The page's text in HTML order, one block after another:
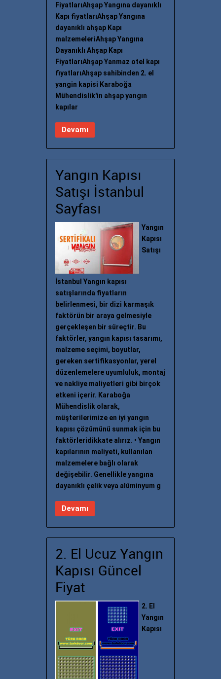
FiyatlarıAhşap Yangına dayanıklı
Kapı fiyatlarıAhşap Yangına
dayanıklı ahşap Kapı
malzemeleriAhşap Yangına
Dayanıklı Ahşap Kapı
FiyatlarıAhşap Yanmaz otel kapı
fiyatlarıAhşap sahibinden 2. el
yangin kapisi Karaboğa
Mühendislik'in ahşap yangın
kapılar
Devamı
Yangın Kapısı
Satışı İstanbul
Sayfası
Yangın
Kapısı
Satışı
İstanbul Yangın kapısı
satışlarında fiyatların
belirlenmesi, bir dizi karmaşık
faktörün bir araya gelmesiyle
gerçekleşen bir süreçtir. Bu
faktörler, yangın kapısı tasarımı,
malzeme seçimi, boyutlar,
gereken sertifikasyonlar, yerel
düzenlemelere uyumluluk, montaj
ve nakliye maliyetleri gibi birçok
etkeni içerir. Karaboğa
Mühendislik olarak,
müşterilerimize en iyi yangın
kapısı çözümünü sunmak için bu
faktörleridikkate alırız. • Yangın
kapılarının maliyeti, kullanılan
malzemelere bağlı olarak
değişebilir. Genellikle yangına
dayanıklı çelik veya alüminyum g
Devamı
2. El Ucuz Yangın
Kapısı Güncel
Fiyat
2. El
Yangın
Kapısı